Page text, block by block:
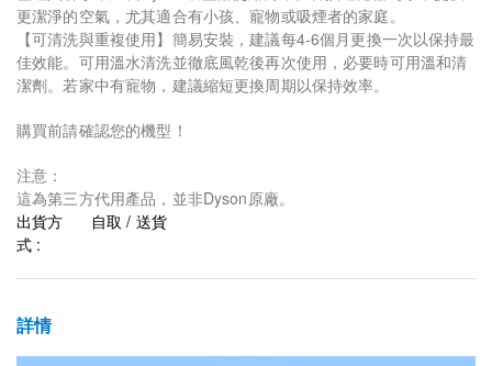
更潔淨的空氣，尤其適合有小孩、寵物或吸煙者的家庭。
【可清洗與重複使用】簡易安裝，建議每4-6個月更換一次以保持最
佳效能。可用溫水清洗並徹底風乾後再次使用，必要時可用溫和清
潔劑。若家中有寵物，建議縮短更換周期以保持效率。
購買前請確認您的機型！
注意：
這為第三方代用產品，並非Dyson原廠。
出貨方
式 :
自取 / 送貨
詳情